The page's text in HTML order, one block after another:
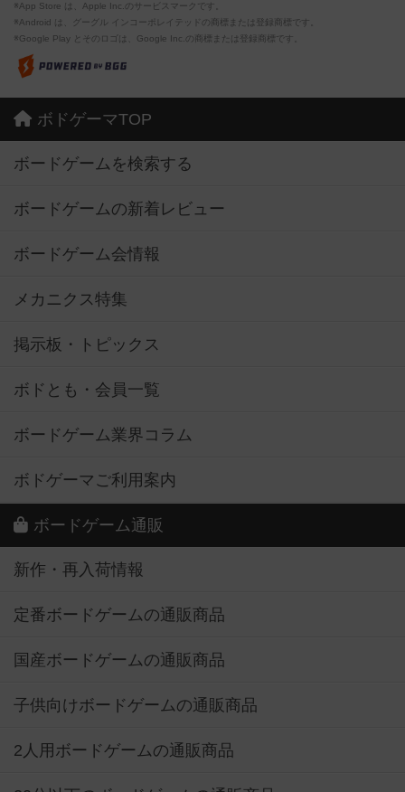
※App Store は、Apple Inc.のサービスマークです。
※Android は、グーグル インコーポレイテッドの商標または登録商標です。
※Google Play とそのロゴは、Google Inc.の商標または登録商標です。
ボドゲーマTOP
ボードゲームを検索する
ボードゲームの新着レビュー
ボードゲーム会情報
メカニクス特集
掲示板・トピックス
ボドとも・会員一覧
ボードゲーム業界コラム
ボドゲーマご利用案内
ボードゲーム通販
新作・再入荷情報
定番ボードゲームの通販商品
国産ボードゲームの通販商品
子供向けボードゲームの通販商品
2人用ボードゲームの通販商品